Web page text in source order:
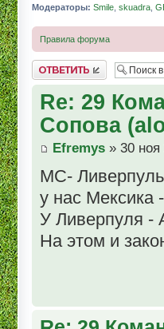
Модераторы: Smile skuadra
Правила форума
Комментировать
Re: 29
Сопова
Efremys » 30 ноя
МС- Ливерпуль
у нас Мексика
У Ливерпуля -
На этом и